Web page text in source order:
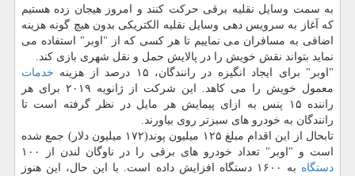
به سمت وسایل نقلیه برقی حرکت کنند و امروز هیجان زده هستیم
که آغاز به سرویس دهی وسایل نقلیه الکتریکی بدون هیچ گونه هزینه
اضافی به مسافران می نماییم تا هر کسی که از "اوبر" استفاده می
نماید بتواند نقش خویش را در پالایش حمل و نقل شهری بازی کند.
"اوبر" برای ایجاد انگیزه در رانندگان، ۱۵ درصد از هزینه
خدمات
معمول خویش را می کاهد. این شرکت از ژانویه ۲۰۱۹ برای هر
راننده ۱۵ پنس به ازای پیمایش هر مایل در نظر گرفته است تا
رانندگان به خودرو های سبزتر روی بیاورند.
تابحال از این اقدام مبلغ ۱۲۵ میلیون پوند(۱۷۲ میلیون دلار) جمع شده
است و "اوبر" تعداد خودرو های برقی را در ناوگان لندن از ۱۰۰
دستگاه
به ۱۶۰۰ دستگاه افزایش داده است. با این حال، این هنوز